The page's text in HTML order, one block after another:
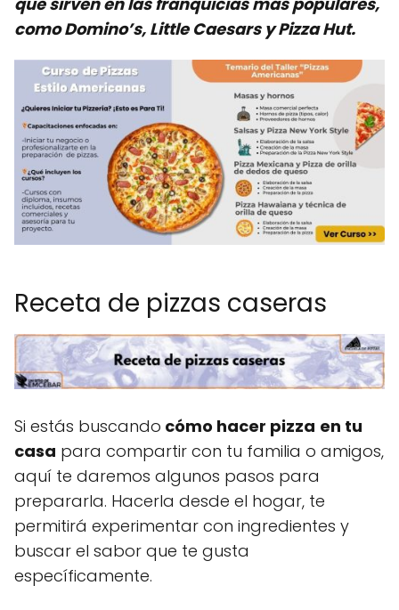
como Domino’s, Little Caesars y Pizza Hut.
Receta de pizzas caseras
Si estás buscando cómo hacer pizza en tu
casa para compartir con tu familia o amigos,
aquí te daremos algunos pasos para
prepararla. Hacerla desde el hogar, te
permitirá experimentar con ingredientes y
buscar el sabor que te gusta
específicamente.